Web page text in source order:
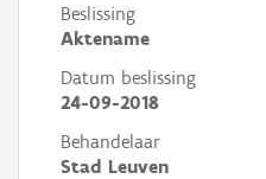
Beslissing
Aktename
Datum beslissing
24-09-2018
Behandelaar
Stad Leuven